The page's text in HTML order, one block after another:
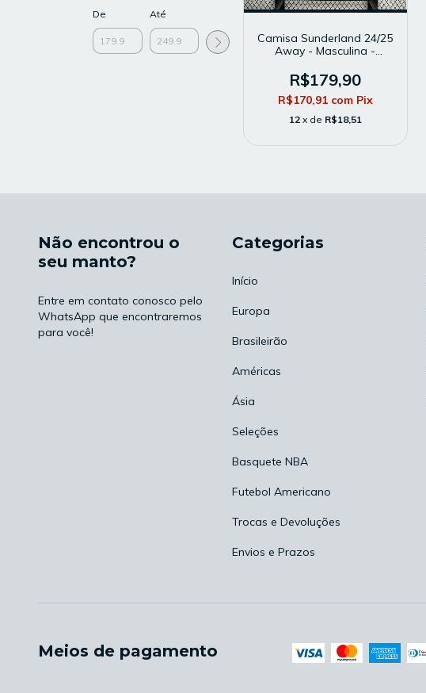
De Até
Camisa Sunderland 24/25
Away - Masculina -
Branca
R$179,90
R$170,91 com Pix
12 x de R$18,51
Não encontrou o
seu manto?
Entre em contato conosco pelo
WhatsApp que encontraremos
para você!
Categorias
Início
Europa
Brasileirão
Américas
Ásia
Seleções
Basquete NBA
Futebol Americano
Trocas e Devoluções
Envios e Prazos
Meios de pagamento